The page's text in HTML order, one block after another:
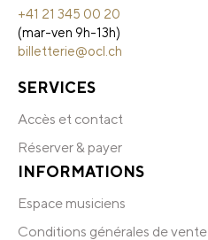
+41 21 345 00 20
(mar-ven 9h-13h)
billetterie@ocl.ch
SERVICES
Accès et contact
Réserver & payer
INFORMATIONS
Espace musiciens
Conditions générales de vente